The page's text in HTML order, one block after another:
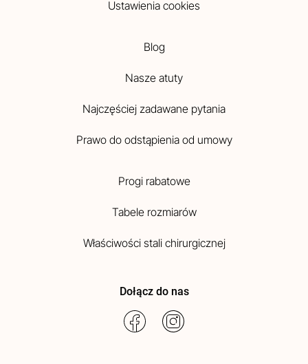
Ustawienia cookies
Blog
Nasze atuty
Najczęściej zadawane pytania
Prawo do odstąpienia od umowy
Progi rabatowe
Tabele rozmiarów
Właściwości stali chirurgicznej
Dołącz do nas